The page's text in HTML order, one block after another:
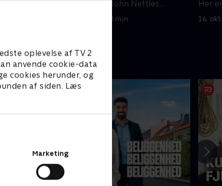
oplevelse af TV 2
anvende cookie-data
cookies herunder, og
af siden. Læs
Marketing
Kanaløerne viser John Nettles
(Barnaby) ham bunkerne.
6. oktober 2024 • 40 min
Her
16.